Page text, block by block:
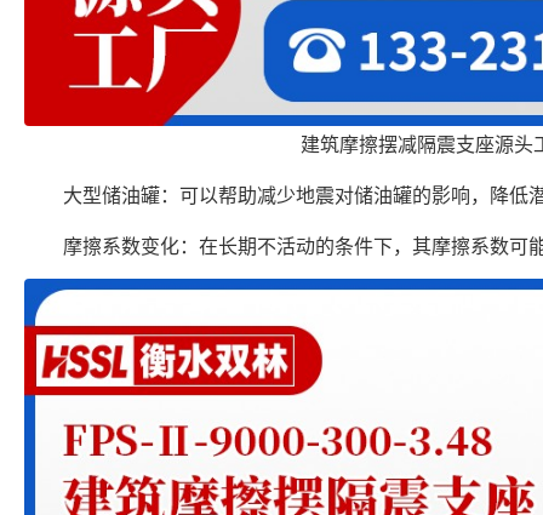
建筑摩擦摆减隔震支座源头
大型储油罐：可以帮助减少地震对储油罐的影响，降低
摩擦系数变化：在长期不活动的条件下，其摩擦系数可